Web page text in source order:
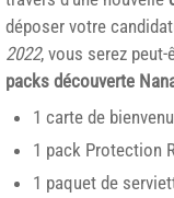
déposer votre
2022, vous serez
packs découverte
1 carte de
1 pack Protection
1 paquet de